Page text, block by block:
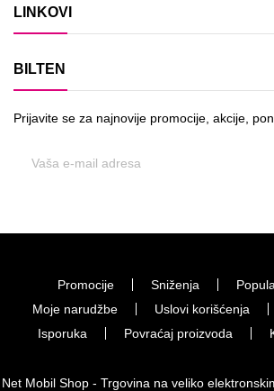
LINKOVI
BILTEN
Prijavite se za najnovije promocije, akcije,
Promocije Sniženja
Moje narudžbe
Uslovi korišćenja
Isporuka
Povraćaj proizvoda
Net Mobil Shop - Trgovina na veliko